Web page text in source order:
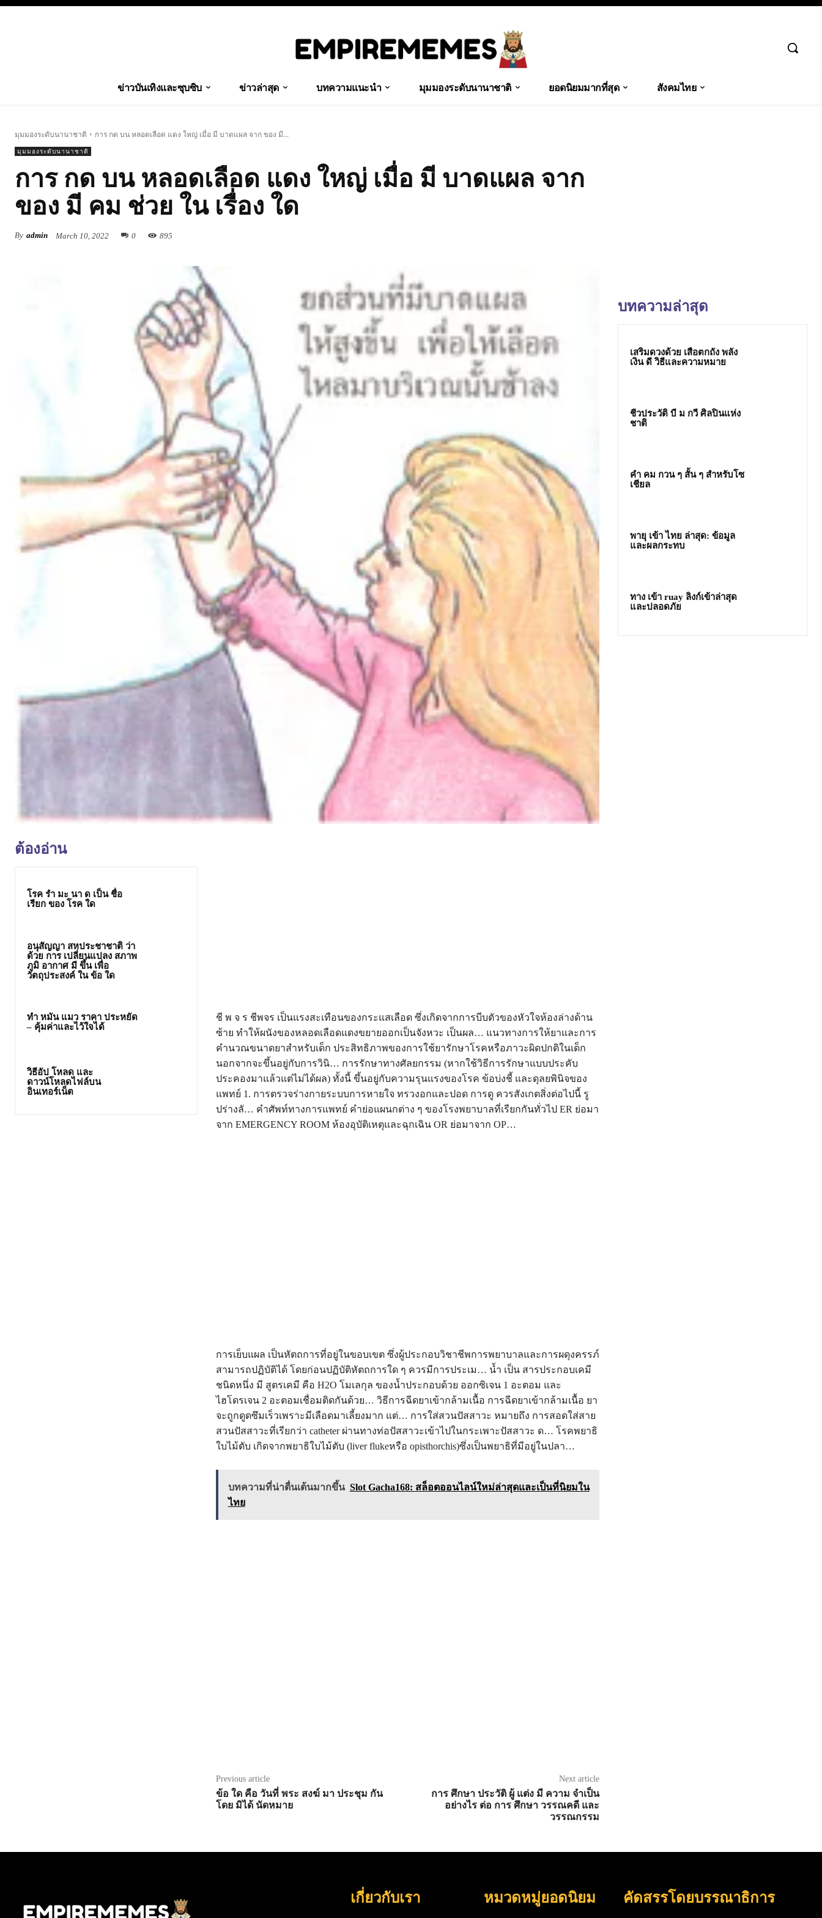
ข่าวบันเทิงและซุบซิบ ข่าวล่าสุด บทความแนะนำ มุมมองระดับนานาชาติ ยอดนิยมมากที่สุด สังคมไทย
มุมมองระดับนานาชาติ การ กด บน หลอดเลือด แดง ใหญ่ เมื่อ มี บาดแผล จาก ของ มี...
มุมมองระดับนานาชาติ
การ กด บน หลอดเลือด แดง ใหญ่ เมื่อ มี บาดแผล จาก
ของ มี คม ช่วย ใน เรื่อง ใด
By admin March 10, 2022 0 895
ต้องอ่าน
โรค รํา มะ นา ด เป็น ชื่อ
เรียก ของ โรค ใด
อนุสัญญา สหประชาชาติ ว่า
ด้วย การ เปลี่ยนแปลง สภาพ
ภูมิ อากาศ มี ขึ้น เพื่อ
วัตถุประสงค์ ใน ข้อ ใด
ทํา หมัน แมว ราคา ประหยัด
– คุ้มค่าและไว้ใจได้
วิธีอัป โหลด และ
ดาวน์โหลดไฟล์บน
อินเทอร์เน็ต
ชี พ จ ร ชีพจร เป็นแรงสะเทือนของกระแสเลือด ซึ่งเกิดจากการบีบตัวของหัวใจห้องล่างด้าน
ซ้าย ทำให้ผนังของหลอดเลือดแดงขยายออกเป็นจังหวะ เป็นผล… แนวทางการให้ยาและการ
คำนวณขนาดยาสำหรับเด็ก ประสิทธิภาพของการใช้ยารักษาโรคหรือภาวะผิดปกติในเด็ก
นอกจากจะขึ้นอยู่กับการวินิ… การรักษาทางศัลยกรรม (หากใช้วิธีการรักษาแบบประคับ
ประคองมาแล้วแต่ไม่ได้ผล) ทั้งนี้ ขึ้นอยู่กับความรุนแรงของโรค ข้อบ่งชี้ และดุลยพินิจของ
แพทย์ 1. การตรวจร่างกายระบบการหายใจ ทรวงอกและปอด การดู ควรสังเกตสิ่งต่อไปนี้ รู
ปร่างลั… คำศัพท์ทางการแพทย์ คำย่อแผนกต่าง ๆ ของโรงพยาบาลที่เรียกกันทั่วไป ER ย่อมา
จาก EMERGENCY ROOM ห้องอุบัติเหตุและฉุกเฉิน OR ย่อมาจาก OP…
การเย็บแผล เป็นหัตถการที่อยู่ในขอบเขต ซึ่งผู้ประกอบวิชาชีพการพยาบาลและการผดุงครรภ์
สามารถปฏิบัติได้ โดยก่อนปฏิบัติหัตถการใด ๆ ควรมีการประเม… น้ำ เป็น สารประกอบเคมี
ชนิดหนึ่ง มี สูตรเคมี คือ H2O โมเลกุล ของน้ำประกอบด้วย ออกซิเจน 1 อะตอม และ
ไฮโดรเจน 2 อะตอมเชื่อมติดกันด้วย… วิธีการฉีดยาเข้ากล้ามเนื้อ การฉีดยาเข้ากล้ามเนื้อ ยา
จะถูกดูดซึมเร็วเพราะมีเลือดมาเลี้ยงมาก แต่… การใส่สวนปัสสาวะ หมายถึง การสอดใส่สาย
สวนปัสสาวะที่เรียกว่า catheter ผ่านทางท่อปัสสาวะเข้าไปในกระเพาะปัสสาวะ ด… โรคพยาธิ
ใบไม้ตับ เกิดจากพยาธิใบไม้ตับ (liver flukeหรือ opisthorchis)ซึ่งเป็นพยาธิที่มีอยู่ในปลา…
บทความที่น่าตื่นเต้นมากขึ้น Slot Gacha168: สล็อตออนไลน์ใหม่ล่าสุดและเป็นที่นิยมใน
ไทย
Previous article
ข้อ ใด คือ วันที่ พระ สงฆ์ มา ประชุม กัน
โดย มิได้ นัดหมาย
Next article
การ ศึกษา ประวัติ ผู้ แต่ง มี ความ จำเป็น
อย่างไร ต่อ การ ศึกษา วรรณคดี และ
วรรณกรรม
บทความล่าสุด
เสริมดวงด้วย เสือตกถัง พลัง
เงิน ดี วิธีและความหมาย
ชีวประวัติ บี ม กวี ศิลปินแห่ง
ชาติ
คํา คม กวน ๆ สั้น ๆ สำหรับโซ
เชียล
พายุ เข้า ไทย ล่าสุด: ข้อมูล
และผลกระทบ
ทาง เข้า ruay ลิงก์เข้าล่าสุด
และปลอดภัย
เกี่ยวกับเรา หมวดหมู่ยอดนิยม คัดสรรโดยบรรณาธิการ